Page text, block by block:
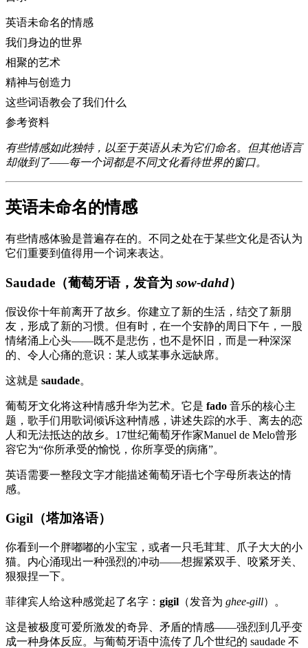
英语未命名的情感
我们身边的世界
相聚的艺术
精神与创造力
这些词语教会了我们什么
参考资料
有些情感如此独特，以至于英语从未为它们命名。但其他语言
却做到了——每一个词都是不同文化看待世界的窗口。
英语未命名的情感
有些情感体验是普遍存在的。不同之处在于某些文化是否认为
它们重要到值得用一个词来表达。
Saudade（葡萄牙语，发音为 sow-dahd）
假设你十年前离开了故乡。你建立了新的生活，结交了新朋
友，形成了新的习惯。但有时，在一个安静的周日下午，一股
情绪涌上心头——既不是悲伤，也不是怀旧，而是一种深深
的、令人心痛的意识：某人或某事永远缺席。
这就是 saudade。
葡萄牙文化将这种情感升华为艺术。它是 fado 音乐的核心主
题，歌手们用歌词倾诉这种情感，讲述失踪的水手、离去的恋
人和无法抵达的故乡。17世纪葡萄牙作家Manuel de Melo曾形
容它为“你所承受的愉悦，你所享受的病痛”。
英语需要一整段文字才能描述葡萄牙语七个字母所表达的情
感。
Gigil（塔加洛语）
你看到一个胖嘟嘟的小宝宝，或者一只毛茸茸、爪子大大的小
猫。内心涌现出一种强烈的冲动——想握紧双手、咬紧牙关、
狠狠捏一下。
菲律宾人给这种感觉起了名字： gigil （发音为 ghee-gill）。
这是被极度可爱所激发的奇异、矛盾的情感——强烈到几乎变
成一种身体反应。与葡萄牙语中流传了几个世纪的 saudade 不